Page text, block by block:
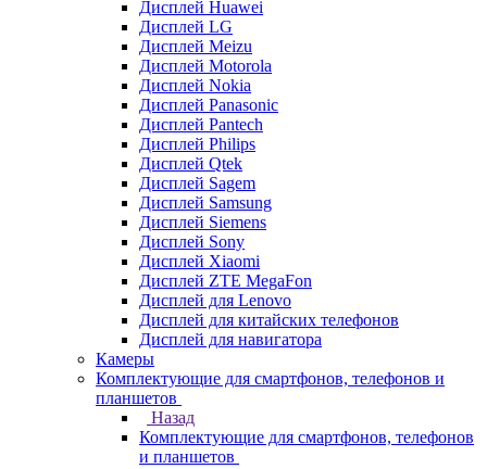
Дисплей Huawei
Дисплей LG
Дисплей Meizu
Дисплей Motorola
Дисплей Nokia
Дисплей Panasonic
Дисплей Pantech
Дисплей Philips
Дисплей Qtek
Дисплей Sagem
Дисплей Samsung
Дисплей Siemens
Дисплей Sony
Дисплей Xiaomi
Дисплей ZTE MegaFon
Дисплей для Lenovo
Дисплей для китайских телефонов
Дисплей для навигатора
Камеры
Комплектующие для смартфонов, телефонов и
планшетов
Назад
Комплектующие для смартфонов, телефонов
и планшетов